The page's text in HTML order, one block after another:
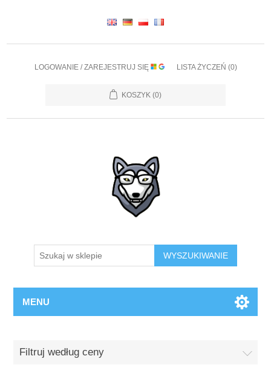
LOGOWANIE / ZAREJESTRUJ SIĘ LISTA ŻYCZEŃ (0)
KOSZYK (0)
WYSZUKIWANIE
MENU
Filtruj według ceny